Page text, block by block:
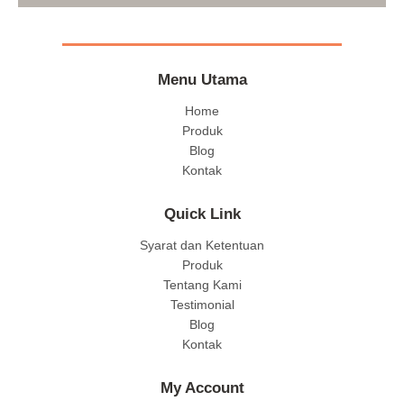
Menu Utama
Home
Produk
Blog
Kontak
Quick Link
Syarat dan Ketentuan
Produk
Tentang Kami
Testimonial
Blog
Kontak
My Account